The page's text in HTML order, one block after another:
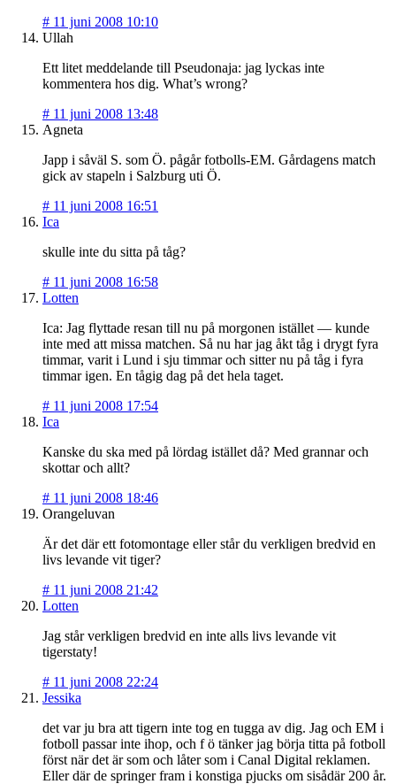
# 11 juni 2008 10:10
Ullah
Ett litet meddelande till Pseudonaja: jag lyckas inte
kommentera hos dig. What’s wrong?
# 11 juni 2008 13:48
Agneta
Japp i såväl S. som Ö. pågår fotbolls-EM. Gårdagens match
gick av stapeln i Salzburg uti Ö.
# 11 juni 2008 16:51
Ica
skulle inte du sitta på tåg?
# 11 juni 2008 16:58
Lotten
Ica: Jag flyttade resan till nu på morgonen istället — kunde
inte med att missa matchen. Så nu har jag åkt tåg i drygt fyra
timmar, varit i Lund i sju timmar och sitter nu på tåg i fyra
timmar igen. En tågig dag på det hela taget.
# 11 juni 2008 17:54
Ica
Kanske du ska med på lördag istället då? Med grannar och
skottar och allt?
# 11 juni 2008 18:46
Orangeluvan
Är det där ett fotomontage eller står du verkligen bredvid en
livs levande vit tiger?
# 11 juni 2008 21:42
Lotten
Jag står verkligen bredvid en inte alls livs levande vit
tigerstaty!
# 11 juni 2008 22:24
Jessika
det var ju bra att tigern inte tog en tugga av dig. Jag och EM i
fotboll passar inte ihop, och f ö tänker jag börja titta på fotboll
först när det är som och låter som i Canal Digital reklamen.
Eller där de springer fram i konstiga pjucks om sisådär 200 år.